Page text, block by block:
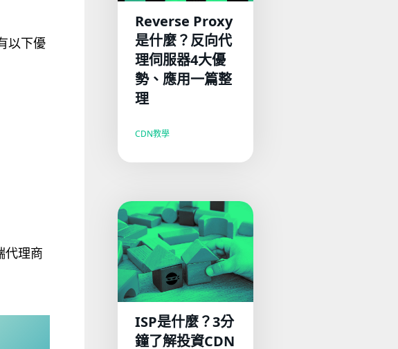
以下優
代理商
Reverse Proxy
是什麼？反向代
理伺服器4大優
勢、應用一篇整
理
CDN教學
ISP是什麼？3分
鐘了解投資CDN